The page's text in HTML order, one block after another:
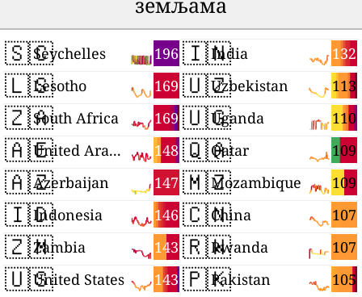
🇸🇨 196
Seychelles
🇱🇸 169
Lesotho
🇿🇦 169
South Africa
🇦🇪 148
United Arab Emirates
🇦🇿 147
Azerbaijan
🇮🇩 146
Indonesia
🇿🇲 143
Zambia
🇺🇸 143
United States
🇮🇳 132
India
🇺🇿 113
Uzbekistan
🇺🇬 110
Uganda
🇶🇦 109
Qatar
🇲🇿 109
Mozambique
🇨🇳 107
China
🇷🇼 107
Rwanda
🇵🇰 105
Pakistan